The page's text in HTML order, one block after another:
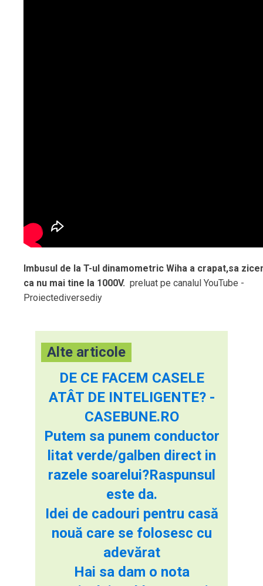
Imbusul de la T-ul dinamometric Wiha a crapat,sa
ca nu mai tine la 1000V. preluat pe canalul YouTube -
Proiectediversediy
Alte articole
DE CE FACEM CASELE
ATÂT DE INTELIGENTE? -
CASEBUNE.RO
Putem sa punem conductor
litat verde/galben direct in
razele soarelui?Raspunsul
este da.
Idei de cadouri pentru casă
nouă care se folosesc cu
adevărat
Hai sa dam o nota